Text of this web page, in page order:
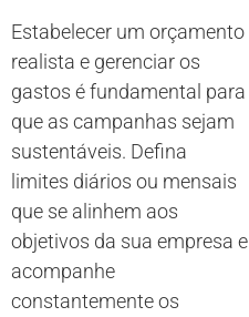
Estabelecer um orçamento
realista e gerenciar os
gastos é fundamental para
que as campanhas sejam
sustentáveis. Defina
limites diários ou mensais
que se alinhem aos
objetivos da sua empresa e
acompanhe
constantemente os